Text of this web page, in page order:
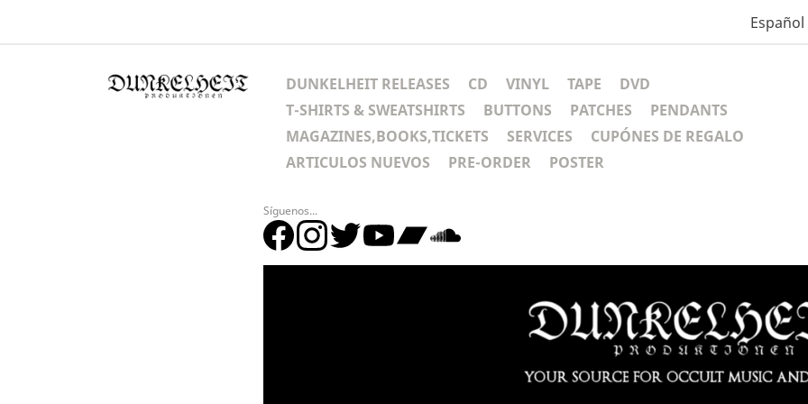
Español
DUNKELHEIT RELEASES CD VINYL TAPE
DVD
T-SHIRTS & SWEATSHIRTS
BUTTONS PATCHES
PENDANTS
MAGAZINES,BOOKS,TICKETS
SERVICES
CUPÓNES DE REGALO
ARTICULOS NUEVOS
PRE-ORDER POSTER
Síguenos...